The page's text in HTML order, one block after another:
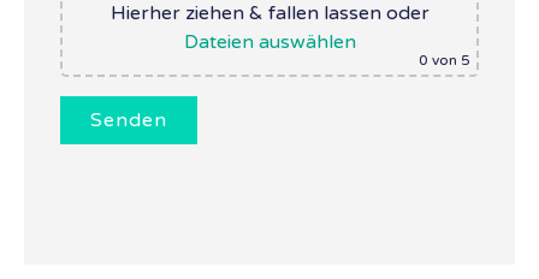
Hierher ziehen & fallen lassen oder
Dateien auswählen
0 von 5